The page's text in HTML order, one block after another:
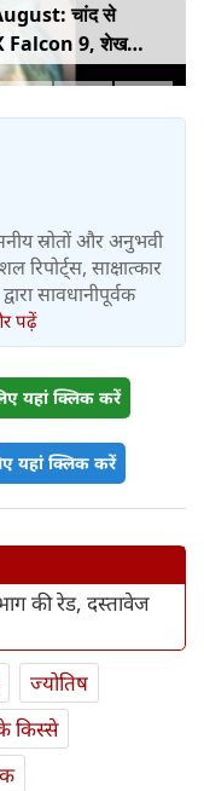
चांद से
Falcon 9, शेख
का ऐलान, MP में बस
स्रोतों और अनुभवी
रिपोर्ट्स, साक्षात्कार
सावधानीपूर्वक
पढ़ें
यहां क्लिक करें
यहां क्लिक करें
की रेड, दस्तावेज
ज्योतिष
किस्से